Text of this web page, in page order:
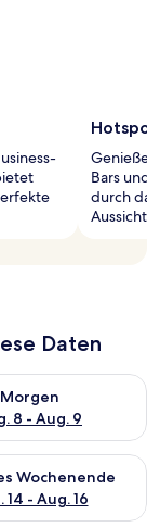
Bars
durch
Daten
Aug. 7 - Aug. 8.
Morgen
8 - Aug. 9
Verfügbarkeit
Aug. 7
Wochenende
14 - Aug. 16
Verfügbarkeit